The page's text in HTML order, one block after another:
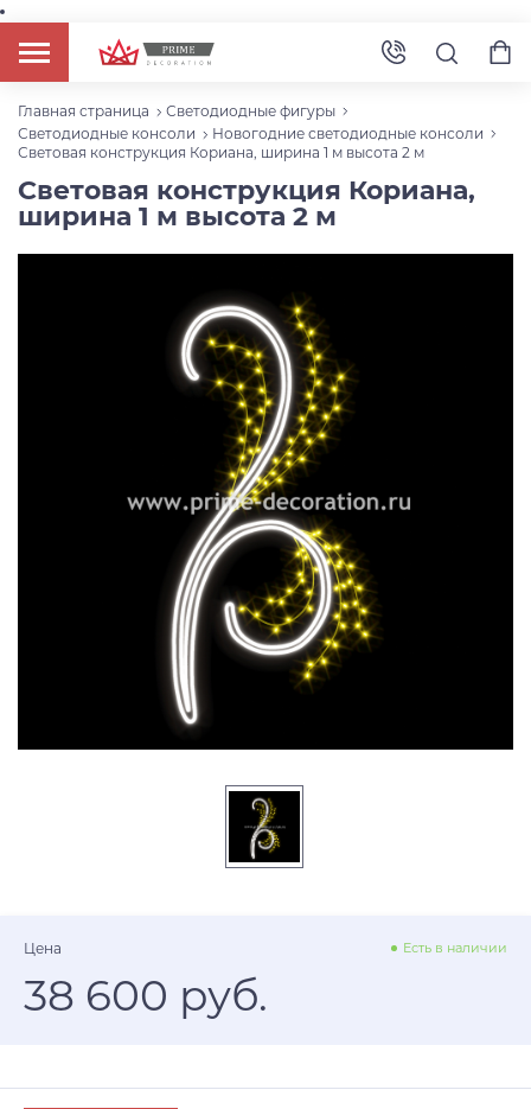
Главная страница
Светодиодные фигуры
Светодиодные консоли
Новогодние светодиодные консоли
Световая конструкция Кориана, ширина 1 м высота 2 м
Световая конструкция Кориана,
ширина 1 м высота 2 м
Цена Есть в наличии
38 600 руб.